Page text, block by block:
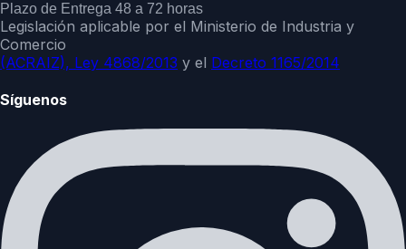
Plazo de Entrega 48 a 72 horas
Legislación aplicable por el Ministerio de Industria y
Comercio
(ACRAIZ), Ley 4868/2013 y el Decreto 1165/2014
Síguenos